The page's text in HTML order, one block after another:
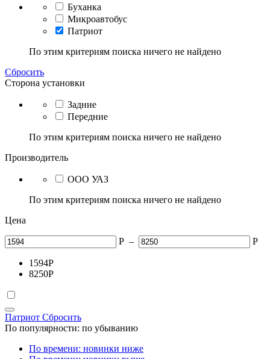
Буханка
Микроавтобус
Патриот
По этим критериям поиска ничего не найдено
Сбросить
Сторона установки
Задние
Передние
По этим критериям поиска ничего не найдено
Производитель
ООО УАЗ
По этим критериям поиска ничего не найдено
Цена
Р – Р
1594Р
8250Р
Патриот Сбросить
По популярности: по убыванию
По времени: новинки ниже